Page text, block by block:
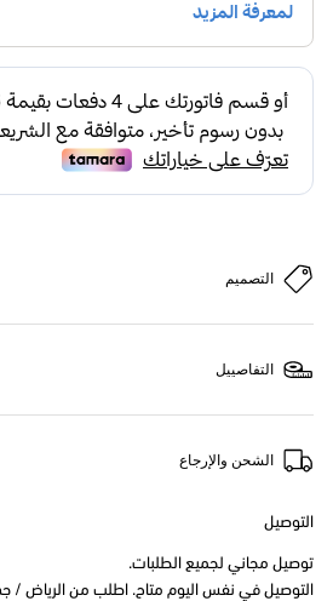
التصميم
التفاصييل
الشحن والإرجاع
التوصيل
توصيل مجاني لجميع الطلبات.
التوصيل في نفس اليوم متاح. اطلب من الرياض / جدة